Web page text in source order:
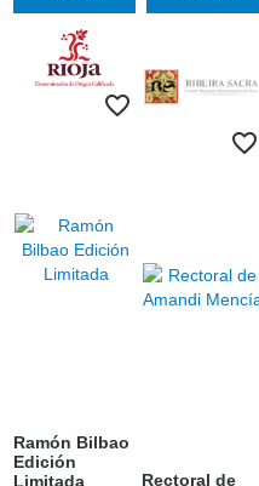
Ramón Bilbao
Edición
Limitada
Rectoral de